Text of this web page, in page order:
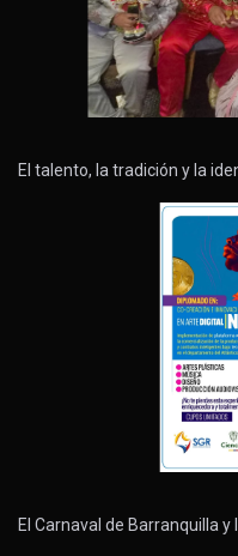
El talento, la tradición y la
El Carnaval de Barranquilla